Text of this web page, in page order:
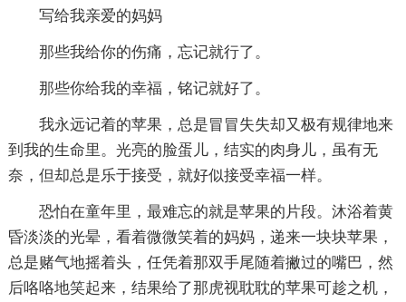
写给我亲爱的妈妈
那些我给你的伤痛，忘记就行了。
那些你给我的幸福，铭记就好了。
我永远记着的苹果，总是冒冒失失却又极有规律地来
到我的生命里。光亮的脸蛋儿，结实的肉身儿，虽有无
奈，但却总是乐于接受，就好似接受幸福一样。
恐怕在童年里，最难忘的就是苹果的片段。沐浴着黄
昏淡淡的光晕，看着微微笑着的妈妈，递来一块块苹果，
总是赌气地摇着头，任凭着那双手尾随着撇过的嘴巴，然
后咯咯地笑起来，结果给了那虎视耽耽的苹果可趁之机，